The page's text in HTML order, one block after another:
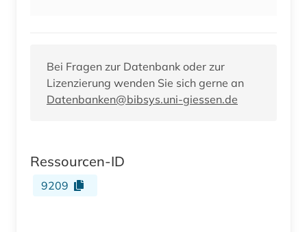
Bei Fragen zur Datenbank oder zur
Lizenzierung wenden Sie sich gerne an
Datenbanken@bibsys.uni-giessen.de
Ressourcen-ID
9209